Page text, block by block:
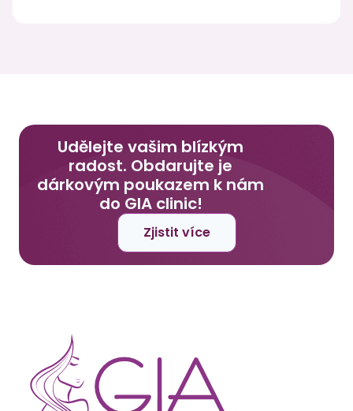
Udělejte vašim blízkým
radost. Obdarujte je
dárkovým poukazem k nám
do GIA clinic!
Zjistit více